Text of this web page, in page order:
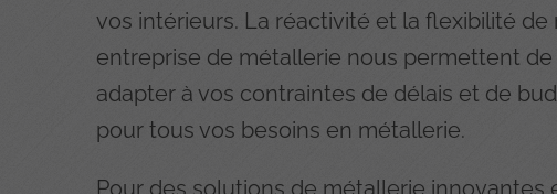
vos intérieurs. La réactivité et la flexibilité de
entreprise de métallerie nous permettent de
adapter à vos contraintes de délais et de
pour tous vos besoins en métallerie.
Pour des solutions de métallerie innovantes